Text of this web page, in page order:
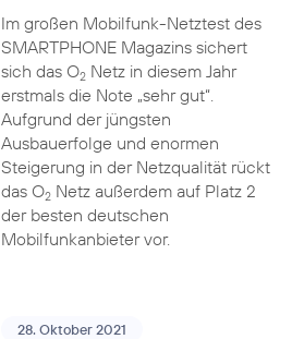
Im großen Mobilfunk-Netztest des
SMARTPHONE Magazins sichert
sich das O2Netz in diesem Jahr
erstmals die Note „sehr gut“.
Aufgrund der jüngsten
Ausbauerfolge und enormen
Steigerung in der Netzqualität rückt
das O2Netz außerdem auf Platz 2
der besten deutschen
Mobilfunkanbieter vor.
28. Oktober 2021